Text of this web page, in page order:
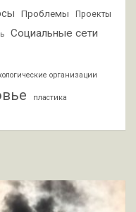
Проблемы Проекты
Социальные сети
организации
пластика